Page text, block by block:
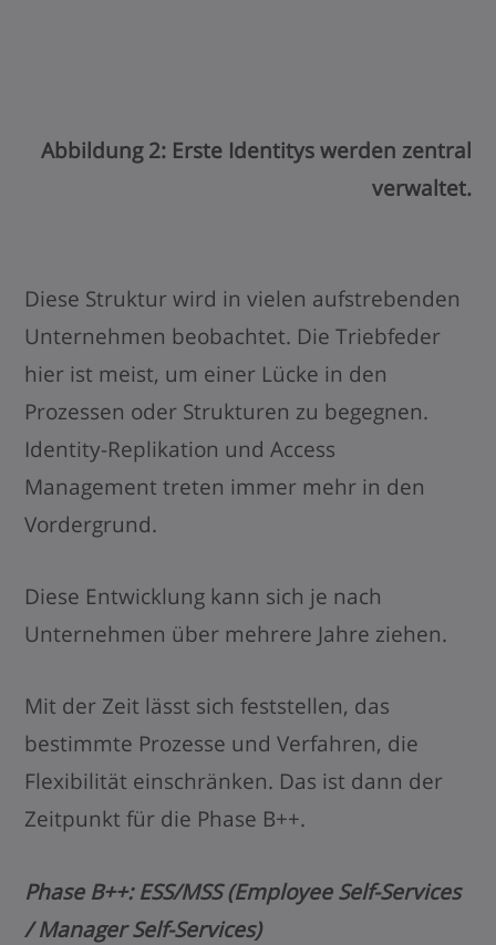
Abbildung 2: Erste Identitys werden zentral
verwaltet.
Diese Struktur wird in vielen aufstrebenden
Unternehmen beobachtet. Die Triebfeder
hier ist meist, um einer Lücke in den
Prozessen oder Strukturen zu begegnen.
Identity-Replikation und Access
Management treten immer mehr in den
Vordergrund.
Diese Entwicklung kann sich je nach
Unternehmen über mehrere Jahre ziehen.
Mit der Zeit lässt sich feststellen, das
bestimmte Prozesse und Verfahren, die
Flexibilität einschränken. Das ist dann der
Zeitpunkt für die Phase B++.
Phase B++: ESS/MSS (Employee Self-Services
/ Manager Self-Services)